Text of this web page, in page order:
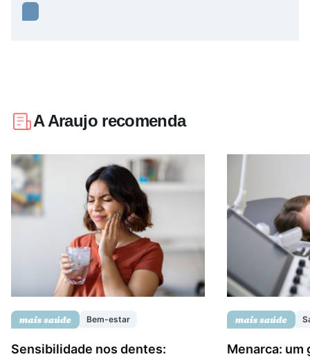
A Araujo recomenda
Bem-estar
Sensibilidade nos dentes:
Menarca: um